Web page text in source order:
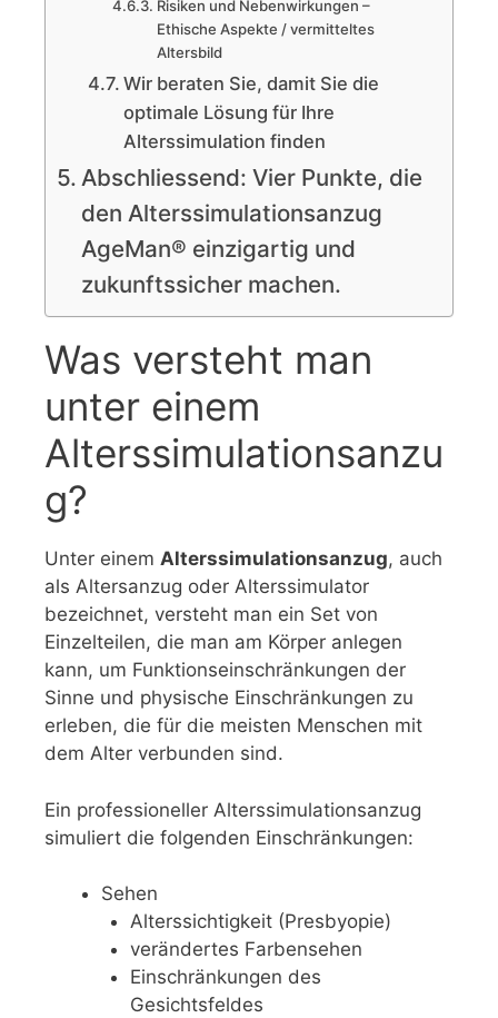
Risiken und Nebenwirkungen –
Ethische Aspekte / vermitteltes
Altersbild
Wir beraten Sie, damit Sie die
optimale Lösung für Ihre
Alterssimulation finden
Abschliessend: Vier Punkte, die
den Alterssimulationsanzug
AgeMan® einzigartig und
zukunftssicher machen.
Was versteht man
unter einem
Alterssimulationsanzu
g?
Unter einem Alterssimulationsanzug, auch
als Altersanzug oder Alterssimulator
bezeichnet, versteht man ein Set von
Einzelteilen, die man am Körper anlegen
kann, um Funktionseinschränkungen der
Sinne und physische Einschränkungen zu
erleben, die für die meisten Menschen mit
dem Alter verbunden sind.
Ein professioneller Alterssimulationsanzug
simuliert die folgenden Einschränkungen:
Sehen
Alterssichtigkeit (Presbyopie)
verändertes Farbensehen
Einschränkungen des
Gesichtsfeldes